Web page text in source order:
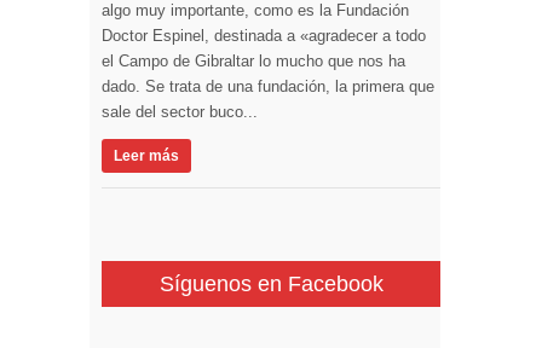
algo muy importante, como es la Fundación
Doctor Espinel, destinada a «agradecer a todo
el Campo de Gibraltar lo mucho que nos ha
dado. Se trata de una fundación, la primera que
sale del sector buco...
Leer más
Síguenos en Facebook